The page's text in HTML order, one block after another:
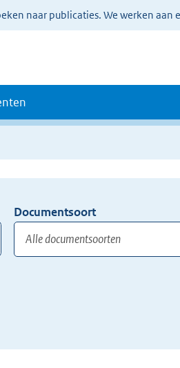
naar publicaties. We werken aan
Documentsoort
Gebruik